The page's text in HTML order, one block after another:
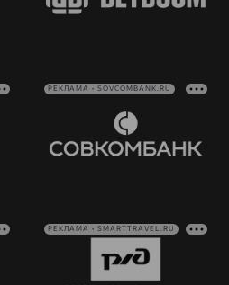
РЕКЛАМА • SOVCOMBANK.RU
РЕКЛАМА • SMARTTRAVEL.RU